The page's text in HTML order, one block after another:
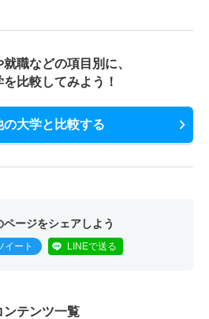
職などの項目別に、
を比較してみよう！
の大学と比較する
ページをシェアしよう
イート LINEで送る
ンテンツ一覧